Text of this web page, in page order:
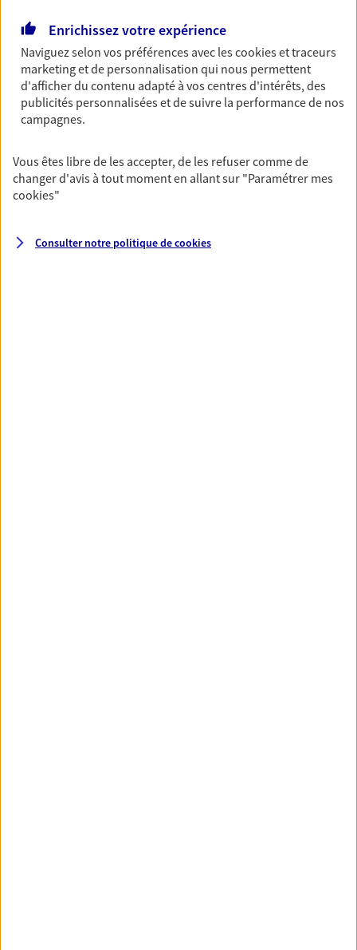
votre vie avec les conseils d'un expert. Découvrez
notre solution PER (Plan Epargne Retraite)
spécialement conçue pour la retraite.
Découvrir l'offre Retraite
Pour un avenir serein, assurez-vous avec notre
contrat prévoyance. Préservez vos proches en cas
d'accident ou de maladie en optant pour les
invalidité ou de décès.
Enrichissez votre expérience
Naviguez selon vos préférences avec lescookies et traceurs
marketing et de personnalisation qui nous permettent
d'afficher du contenu adapté à vos centres d'intérêts, des
publicités personnalisées et de suivre la performance de nos
campagnes.
Vous êtes libre de les accepter, de les refuser comme de
changer d'avis à tout moment en allant sur "Paramétrer mes
cookies"
Consulter notre politique decookies